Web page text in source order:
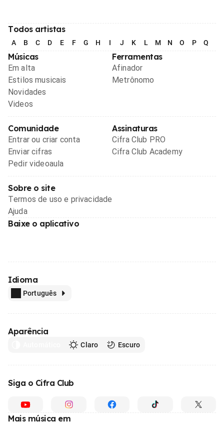
Todos artistas
A B C D E F G H I J K L M N O P Q
Músicas
Em alta
Estilos musicais
Novidades
Videos
Ferramentas
Afinador
Metrônomo
Comunidade
Entrar ou criar conta
Enviar cifras
Pedir videoaula
Assinaturas
Cifra Club PRO
Cifra Club Academy
Sobre o site
Termos de uso e privacidade
Ajuda
Baixe o aplicativo
Idioma
Português
Aparência
Claro Escuro
Siga o Cifra Club
Mais música em